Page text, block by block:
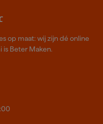
op maat: wij zijn dé online
is Beter Maken.